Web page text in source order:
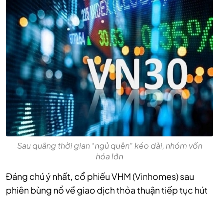
Sau quãng thời gian “ngủ quên” kéo dài, nhóm vốn
hóa lớn
Đáng chú ý nhất, cổ phiếu VHM (Vinhomes) sau
phiên bùng nổ về giao dịch thỏa thuận tiếp tục hút